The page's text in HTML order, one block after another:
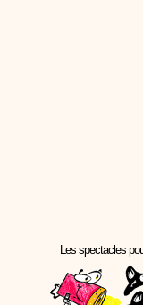
Les spectacles